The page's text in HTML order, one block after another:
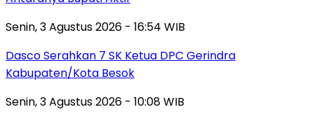
Senin, 3 Agustus 2026 - 16:54 WIB
Dasco Serahkan 7 SK Ketua DPC Gerindra
Kabupaten/Kota Besok
Senin, 3 Agustus 2026 - 10:08 WIB